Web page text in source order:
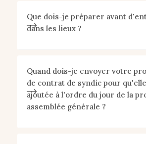
Que dois-je préparer avant
dans les lieux ?
Quand dois-je envoyer votre
de contrat de syndic pour
ajoutée à l'ordre du jour de la
assemblée générale ?